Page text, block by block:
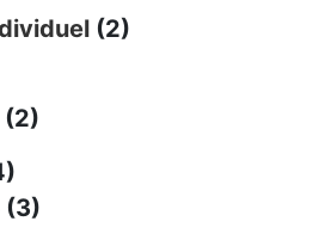
(2)
(2)
(3)